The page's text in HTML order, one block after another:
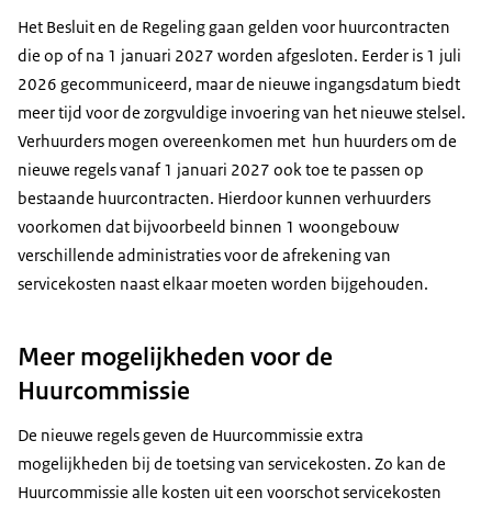
Het Besluit en de Regeling gaan gelden voor huurcontracten
die op of na 1 januari 2027 worden afgesloten. Eerder is 1 juli
2026 gecommuniceerd, maar de nieuwe ingangsdatum biedt
meer tijd voor de zorgvuldige invoering van het nieuwe stelsel.
Verhuurders mogen overeenkomen met hun huurders om de
nieuwe regels vanaf 1 januari 2027 ook toe te passen op
bestaande huurcontracten. Hierdoor kunnen verhuurders
voorkomen dat bijvoorbeeld binnen 1 woongebouw
verschillende administraties voor de afrekening van
servicekosten naast elkaar moeten worden bijgehouden.
Meer mogelijkheden voor de
Huurcommissie
De nieuwe regels geven de Huurcommissie extra
mogelijkheden bij de toetsing van servicekosten. Zo kan de
Huurcommissie alle kosten uit een voorschot servicekosten